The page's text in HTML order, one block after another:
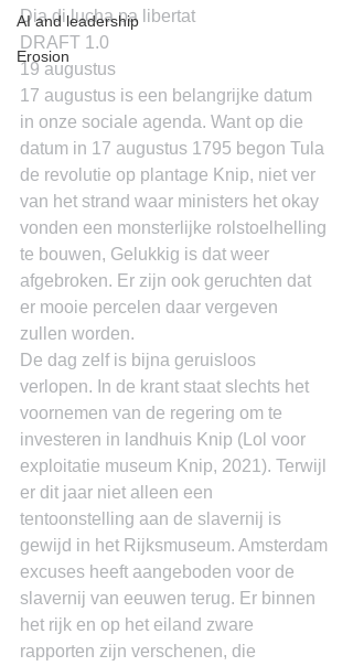
AI and leadership
Erosion
Dia di lucha pa libertat
DRAFT 1.0
19 augustus
17 augustus is een belangrijke datum
in onze sociale agenda. Want op die
datum in 17 augustus 1795 begon Tula
de revolutie op plantage Knip, niet ver
van het strand waar ministers het okay
vonden een monsterlijke rolstoelhelling
te bouwen, Gelukkig is dat weer
afgebroken. Er zijn ook geruchten dat
er mooie percelen daar vergeven
zullen worden.
De dag zelf is bijna geruisloos
verlopen. In de krant staat slechts het
voornemen van de regering om te
investeren in landhuis Knip (Lol voor
exploitatie museum Knip, 2021). Terwijl
er dit jaar niet alleen een
tentoonstelling aan de slavernij is
gewijd in het Rijksmuseum. Amsterdam
excuses heeft aangeboden voor de
slavernij van eeuwen terug. Er binnen
het rijk en op het eiland zware
rapporten zijn verschenen, die